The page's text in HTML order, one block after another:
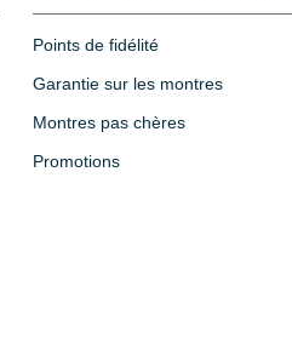
grossissement X5
Points de fidélité
Garantie sur les montres
Montres pas chères
Promotions